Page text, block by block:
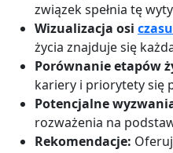
związek spełnia tę
Wizualizacja osi czasu
życia znajduje się
Porównanie etapów
kariery i priorytety się
Potencjalne
rozważenia na
Rekomendacje: